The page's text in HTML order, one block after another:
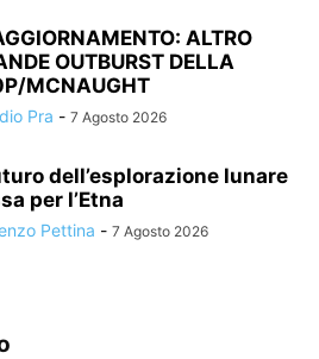
ALTRO
OUTBURST DELLA
MCNAUGHT
Pra - 7 Agosto 2026
dell’esplorazione lunare
per l’Etna
Pettina - 7 Agosto 2026